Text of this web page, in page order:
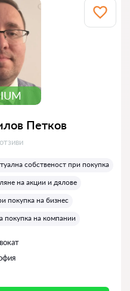
Петков
собственост при покупка
на акции и дялове
покупка на бизнес
покупка на компании